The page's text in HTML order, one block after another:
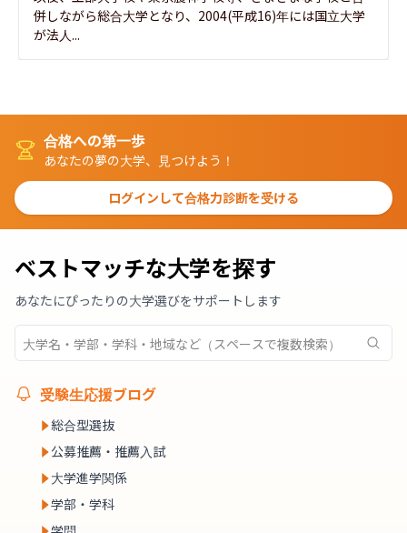
併しながら総合大学となり、2004(平成16)年には国立大学
が法人...
合格への第一歩
あなたの夢の大学、見つけよう！
ログインして合格力診断を受ける
ベストマッチな大学を探す
あなたにぴったりの大学選びをサポートします
受験生応援ブログ
総合型選抜
公募推薦・推薦入試
大学進学関係
学部・学科